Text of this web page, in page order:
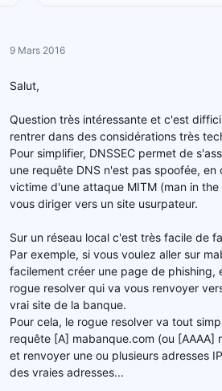
9 Mars 2016
Salut,
Question très intéressante et c'est
rentrer dans des considérations très
Pour simplifier, DNSSEC permet de
une requête DNS n'est pas spoofée,
victime d'une attaque MITM (man in
vous diriger vers un site usurpateur.
Sur un réseau local c'est très facile de
Par exemple, si vous voulez aller sur
facilement créer une page de phishing,
rogue resolver qui va vous renvoyer
vrai site de la banque.
Pour cela, le rogue resolver va tout
requête [A] mabanque.com (ou [AAAA]
et renvoyer une ou plusieurs adresses
des vraies adresses...